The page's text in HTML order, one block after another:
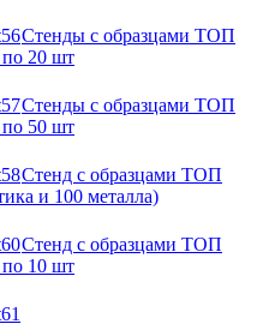
Стенды с образцами ТОП
по 20 шт
Стенды с образцами ТОП
по 50 шт
Стенд с образцами ТОП
и 100 металла)
Стенд с образцами ТОП
по 10 шт